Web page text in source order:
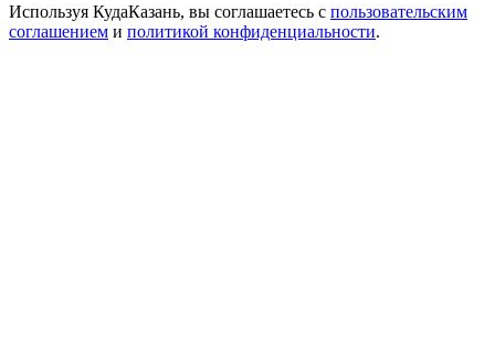
Используя КудаКазань, вы соглашаетесь с пользовательским
соглашением и политикой конфиденциальности.